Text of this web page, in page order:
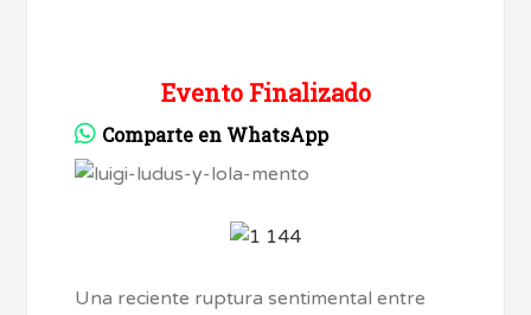
Evento Finalizado
Comparte en WhatsApp
Una reciente ruptura sentimental entre